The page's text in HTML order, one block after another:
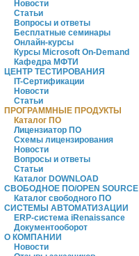
Новости
Статьи
Вопросы и ответы
Бесплатные семинары
Онлайн-курсы
Курсы Microsoft On-Demand
Кафедра МФТИ
ЦЕНТР ТЕСТИРОВАНИЯ
IT-Сертификации
Новости
Статьи
ПРОГРАММНЫЕ ПРОДУКТЫ
Каталог ПО
Лицензиатор ПО
Схемы лицензирования
Новости
Вопросы и ответы
Статьи
Каталог DOWNLOAD
СВОБОДНОЕ ПО/OPEN SOURCE
Каталог свободного ПО
СИСТЕМЫ АВТОМАТИЗАЦИИ
ERP-система iRenaissance
Документооборот
О КОМПАНИИ
Новости